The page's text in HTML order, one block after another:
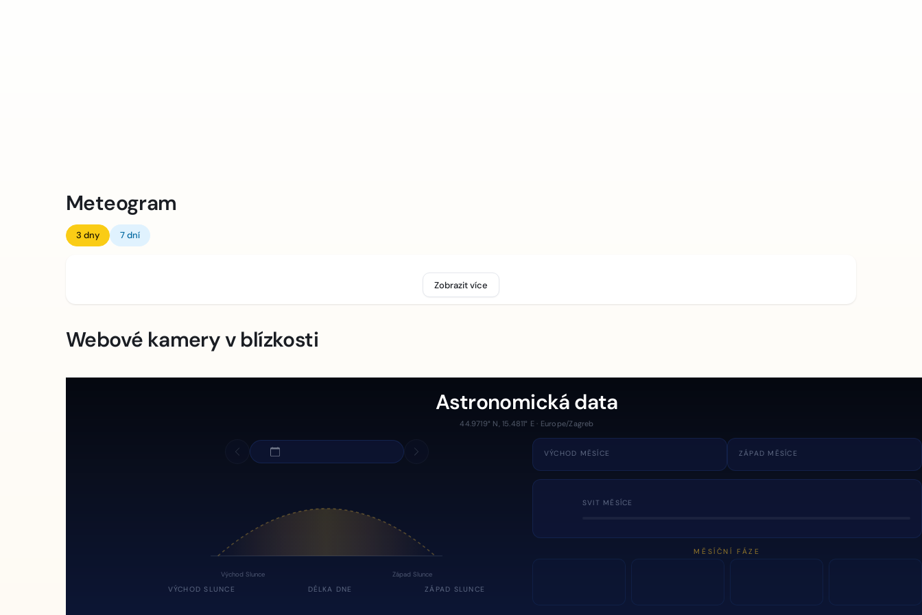
Meteogram
3 dny 7 dní
Zobrazit více
Webové kamery v blízkosti
Astronomická data
44.9719° N, 15.4811° E · Europe/Zagreb
Východ Slunce Západ Slunce
VÝCHOD SLUNCE DÉLKA DNE ZÁPAD SLUNCE
VÝCHOD MĚSÍCE ZÁPAD MĚSÍCE
SVIT MĚSÍCE
MĚSÍČNÍ FÁZE